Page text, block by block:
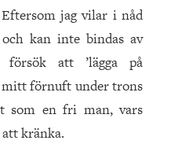
jag vilar i nåd
kan inte bindas av
försök att ’lägga på
mitt förnuft under trons
som en fri man, vars
kränka.